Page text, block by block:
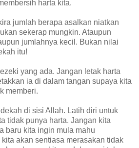
harta kita.
jumlah berapa asalkan niatkan
sekerap mungkin. Ataupun
jumlahnya kecil. Bukan nilai
itu!
yang ada. Jangan letak harta
ia di dalam tangan supaya kita
memberi.
di sisi Allah. Latih diri untuk
tidak punya harta. Jangan kita
baru kita ingin mula mahu
akan sentiasa merasakan tidak